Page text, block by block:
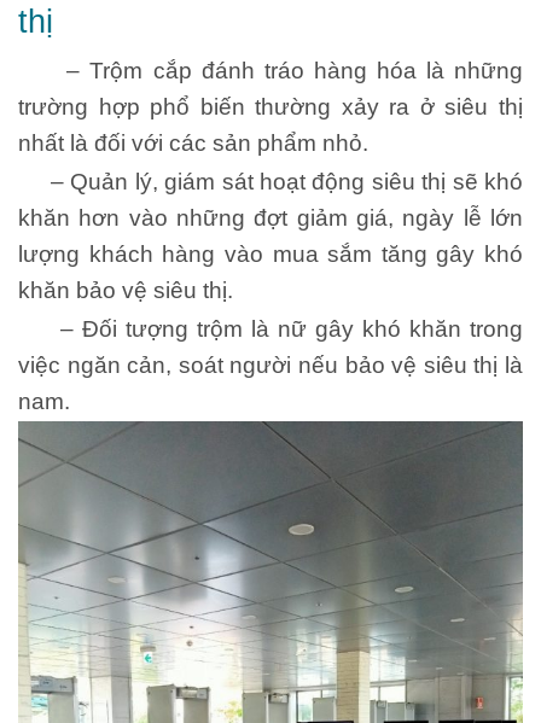
thị
– Trộm cắp đánh tráo hàng hóa là những
trường hợp phổ biến thường xảy ra ở siêu thị
nhất là đối với các sản phẩm nhỏ.
– Quản lý, giám sát hoạt động siêu thị sẽ khó
khăn hơn vào những đợt giảm giá, ngày lễ lớn
lượng khách hàng vào mua sắm tăng gây khó
khăn bảo vệ siêu thị.
– Đối tượng trộm là nữ gây khó khăn trong
việc ngăn cản, soát người nếu bảo vệ siêu thị là
nam.